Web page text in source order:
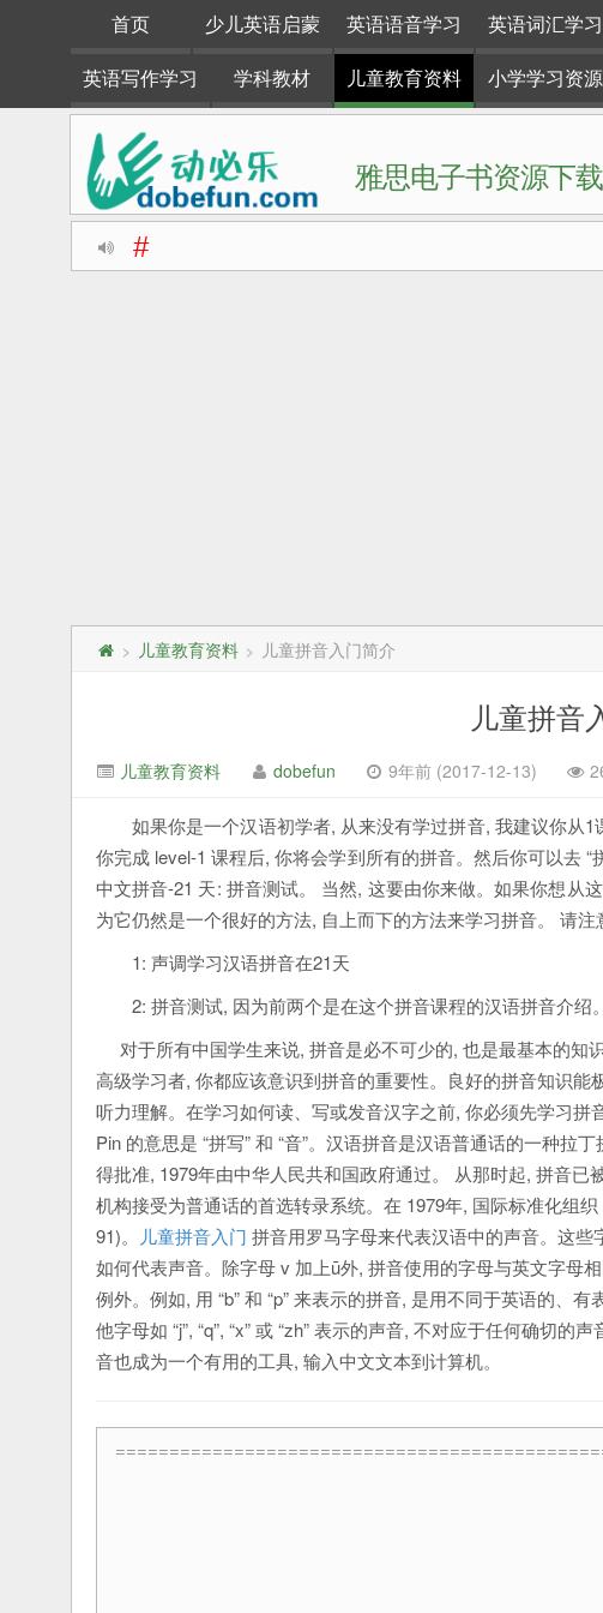
首页 少儿英语启蒙 英语语音学习 英语词汇学习
英语写作学习
学科教材 儿童教育资料 小学学习资源
雅思电子书资源下
#
动必乐dobefun是一个专注于英语学习资料整理分享的网站。
> 儿童教育资料 > 儿童拼音入门简介
儿童拼音
儿童教育资料 dobefun 9年前 (2017-12-13)
如果你是一个汉语初学者, 从来没有学过拼音, 我建议你从
你完成 level-1 课程后, 你将会学到所有的拼音。然后你可以去
中文拼音-21 天: 拼音测试。 当然, 这要由你来做。如果你想从
为它仍然是一个很好的方法, 自上而下的方法来学习拼音。 请
1: 声调学习汉语拼音在21天
2: 拼音测试, 因为前两个是在这个拼音课程的汉语拼音介绍
对于所有中国学生来说, 拼音是必不可少的, 也是最基本的知识
高级学习者, 你都应该意识到拼音的重要性。良好的拼音知识
听力理解。在学习如何读、写或发音汉字之前, 你必须先学习拼
Pin 的意思是 “拼写” 和 “音”。汉语拼音是汉语普通话的一种拉
得批准, 1979年由中华人民共和国政府通过。 从那时起, 拼音
机构接受为普通话的首选转录系统。在 1979年, 国际标准化组
91)。
儿童拼音入门 拼音用罗马字母来代表汉语中的声音。这
如何代表声音。除字母 v 加上ū外, 拼音使用的字母与英文字母
例外。例如, 用 “b” 和 “p” 来表示的拼音, 是用不同于英语的、
他字母如 “j”, “q”, “x” 或 “zh” 表示的声音, 不对应于任何确切
音也成为一个有用的工具, 输入中文文本到计算机。